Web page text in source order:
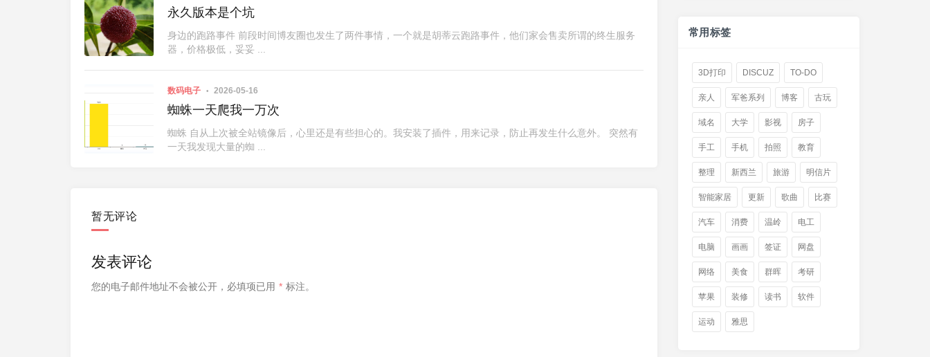
永久版本是个坑
身边的跑路事件 前段时间博友圈也发生了两件事情，一个就是胡蒂云跑路事件，他们家会售卖所谓的终生服务
器，价格极低，妥妥 ...
数码电子 2026-05-16
蜘蛛一天爬我一万次
蜘蛛 自从上次被全站镜像后，心里还是有些担心的。我安装了插件，用来记录，防止再发生什么意外。 突然有
一天我发现大量的蜘 ...
暂无评论
发表评论
您的电子邮件地址不会被公开， 必填项已用 * 标注。
常用标签
3D打印 DISCUZ TO-DO
亲人 军爸系列 博客 古玩
域名 大学 影视 房子
手工 手机 拍照 教育
整理 新西兰 旅游 明信片
智能家居 更新 歌曲 比赛
汽车 消费 温岭 电工
电脑 画画 签证 网盘
网络 美食 群晖 考研
苹果 装修 读书 软件
运动 雅思